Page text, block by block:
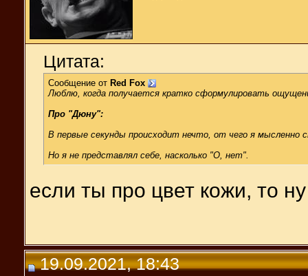
Цитата:
Сообщение от Red Fox
Люблю, когда получается кратко сформулировать
Про "Дюну":
В первые секунды происходит нечто, от чего я мысленно
Но я не представлял себе, насколько "О, нет".
если ты про цвет кожи, то
19.09.2021, 18:43